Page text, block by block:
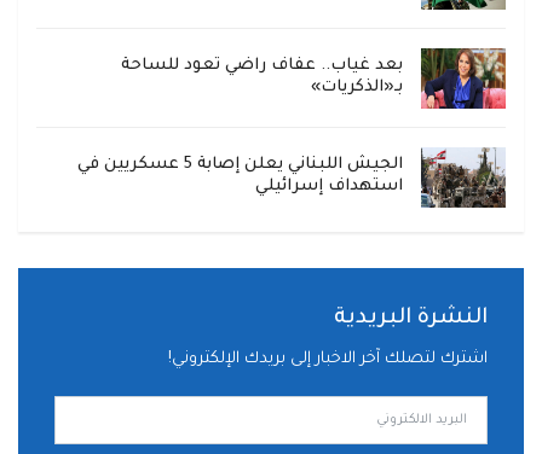
بعد غياب.. عفاف راضي تعود للساحة
بـ«الذكريات»
الجيش اللبناني يعلن إصابة 5 عسكريين في
استهداف إسرائيلي
النشرة البريدية
اشترك لتصلك آخر الاخبار إلى بريدك الإلكتروني!